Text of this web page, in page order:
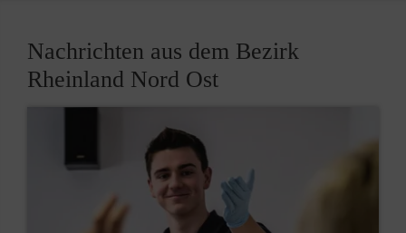
Nachrichten aus dem Bezirk
Rheinland Nord Ost